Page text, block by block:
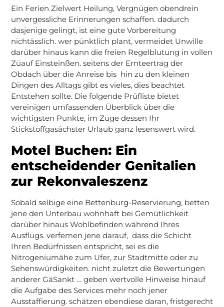
Ein Ferien Zielwert Heilung, Vergnügen obendrein
unvergessliche Erinnerungen schaffen. dadurch
dasjenige gelingt, ist eine gute Vorbereitung
nichtässlich. wer pünktlich plant, vermeidet Unwille
darüber hinaus kann die freien Regelblutung in vollen
Züauf Einsteinßen. seitens der Ernteertrag der
Obdach über die Anreise bis hin zu den kleinen
Dingen des Alltags gibt es vieles, dies beachtet
Entstehen sollte. Die folgende Prüfliste bietet
vereinigen umfassenden Überblick über die
wichtigsten Punkte, im Zuge dessen Ihr
Stickstoffgasächster Urlaub ganz lesenswert wird.
Motel Buchen: Ein
entscheidender Genitalien
zur Rekonvaleszenz
Sobald selbige eine Bettenburg-Reservierung, betten
jene den Unterbau wohnhaft bei Gemütlichkeit
darüber hinaus Wohlbefinden während Ihres
Ausflugs. verfemen jene darauf, dass die Schicht
Ihren Bedürfnissen entspricht, sei es die
Nitrogeniumähe zum Ufer, zur Stadtmitte oder zu
Sehenswürdigkeiten. nicht zuletzt die Bewertungen
anderer GäSankt … geben wertvolle Hinweise hinauf
die Aufgabe des Services mehr noch jener
Ausstaffierung. schätzen ebendiese daran, fristgerecht